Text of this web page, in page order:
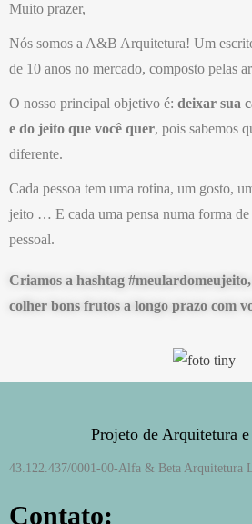
Muito prazer,
Nós somos a A&B Arquitetura! Um
de 10 anos no mercado, composto pelas
O nosso principal objetivo é: deixar sua
e do jeito que você quer, pois sabemos
diferente.
Cada pessoa tem uma rotina, um gosto,
jeito … E cada uma pensa numa forma de
pessoal.
Criamos a hashtag
colher bons frutos a longo prazo com
Projeto de Arquitetura
43.122.437/0001-00-Alfa & Beta Arquitetura
Contato: